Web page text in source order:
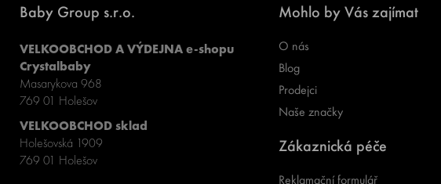
Baby Group s.r.o.
VELKOOBCHOD A VÝDEJNA e-shopu
Crystalbaby
Masarykova 968
769 01 Holešov
VELKOOBCHOD sklad
Holešovská 1909
769 01 Holešov
Mohlo by Vás zajímat
O nás
Blog
Prodejci
Naše značky
Zákaznická péče
Reklamační formulář